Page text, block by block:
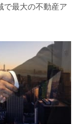
で最⼤の不動産ア